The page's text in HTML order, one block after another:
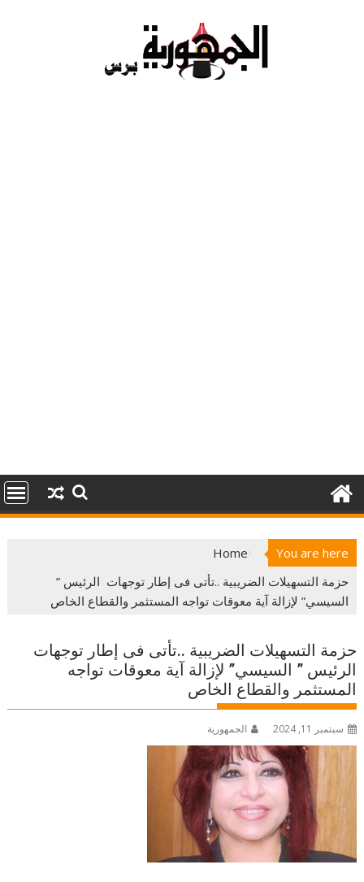
You are here
Home
حزمة التسهيلات الضريبية ..تأتى فى إطار توجهات الرئيس ”
السيسي” لإزالة آية معوقات تواجه المستثمر والقطاع الخاص
حزمة التسهيلات الضريبية ..تأتى فى إطار توجهات
الرئيس ” السيسي” لإزالة آية معوقات تواجه
المستثمر والقطاع الخاص
سبتمبر 11, 2024 الجمهورية